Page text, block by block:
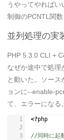
うやってやればい
制御のPCNTL関
並列処理の実
PHP 5.3.0 CLI +
なぜか途中で処理
と動いた。ソー
ョンに--enable-
て、エラーになる。
<?php
//同時に起